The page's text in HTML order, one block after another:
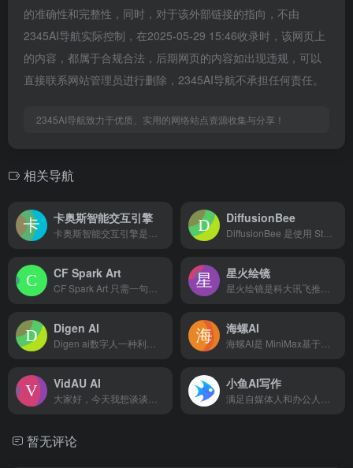
的准确性和完整性，同时，对于该外部链接的指向，不由
2345AI导航实际控制，在2025-05-29 15:46收录时，该网页上
的内容，都属于合规合法，后期网页的内容如出现违规，可以
直接联系网站管理员进行删除，2345AI导航不承担任何责任。
2345AI导航致力于优质、实用的网络站点资源收集与分享！
相关导航
卡奥斯智能交互引擎 DiffusionBee
CF Spark Art 星火绘镜
Digen AI 海螺AI
VidAU AI 小鱼AI写作
暂无评论